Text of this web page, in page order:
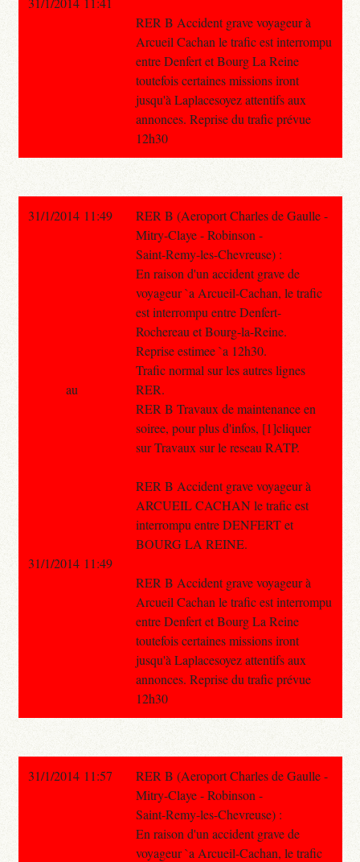
RER B Accident grave voyageur à
Arcueil Cachan le trafic est interrompu
entre Denfert et Bourg La Reine
toutefois certaines missions iront
jusqu'à Laplacesoyez attentifs aux
annonces. Reprise du trafic prévue
12h30
31/1/2014 11:49
RER B (Aeroport Charles de Gaulle -
Mitry-Claye - Robinson -
Saint-Remy-les-Chevreuse) :
En raison d'un accident grave de
voyageur `a Arcueil-Cachan, le trafic
est interrompu entre Denfert-
Rochereau et Bourg-la-Reine.
Reprise estimee `a 12h30.
Trafic normal sur les autres lignes
RER.
RER B Travaux de maintenance en
soiree, pour plus d'infos, [1]cliquer
sur Travaux sur le reseau RATP.
RER B Accident grave voyageur à
ARCUEIL CACHAN le trafic est
interrompu entre DENFERT et
BOURG LA REINE.
RER B Accident grave voyageur à
Arcueil Cachan le trafic est interrompu
entre Denfert et Bourg La Reine
toutefois certaines missions iront
jusqu'à Laplacesoyez attentifs aux
annonces. Reprise du trafic prévue
12h30
au
31/1/2014 11:49
31/1/2014 11:57
RER B (Aeroport Charles de Gaulle -
Mitry-Claye - Robinson -
Saint-Remy-les-Chevreuse) :
En raison d'un accident grave de
voyageur `a Arcueil-Cachan, le trafic